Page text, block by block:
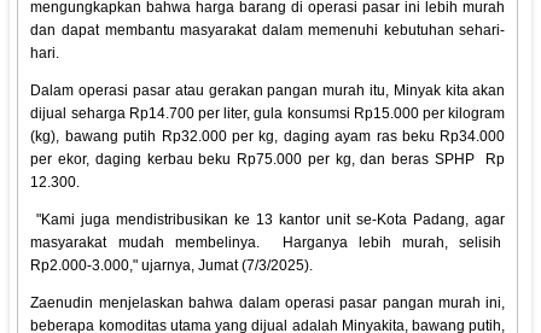
mengungkapkan bahwa harga barang di operasi pasar ini lebih murah
dan dapat membantu masyarakat dalam memenuhi kebutuhan sehari-
hari.
Dalam operasi pasar atau gerakan pangan murah itu, Minyak kita akan
dijual seharga Rp14.700 per liter, gula konsumsi Rp15.000 per kilogram
(kg), bawang putih Rp32.000 per kg, daging ayam ras beku Rp34.000
per ekor, daging kerbau beku Rp75.000 per kg, dan beras SPHP Rp
12.300.
"Kami juga mendistribusikan ke 13 kantor unit se-Kota Padang, agar
masyarakat mudah membelinya. Harganya lebih murah, selisih
Rp2.000-3.000," ujarnya, Jumat (7/3/2025).
Zaenudin menjelaskan bahwa dalam operasi pasar pangan murah ini,
beberapa komoditas utama yang dijual adalah Minyakita, bawang putih,